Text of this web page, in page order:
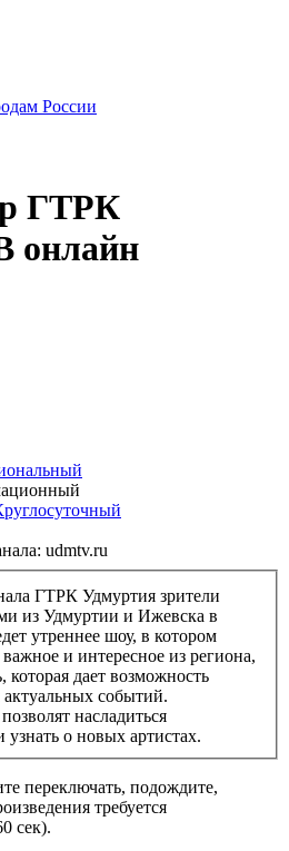
России
ГТРК
онлайн
udmtv.ru
ГТРК Удмуртия зрители
из Удмуртии и Ижевска в
утреннее шоу, в котором
и интересное из региона,
дает возможность
актуальных событий.
насладиться
о новых артистах.
переключать, подождите,
требуется
сек).